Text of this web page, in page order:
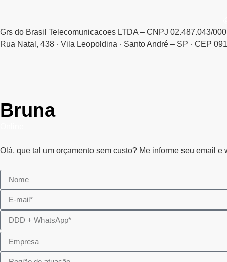
Grs do Brasil Telecomunicacoes LTDA – CNPJ 02.487.043/
Rua Natal, 438 · Vila Leopoldina · Santo André – SP · CEP
Bruna
Olá, que tal um orçamento sem custo? Me informe seu email